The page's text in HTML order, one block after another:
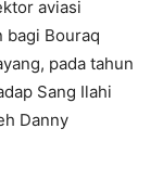
aviasi
bagi Bouraq
pada tahun
Sang Ilahi
Danny